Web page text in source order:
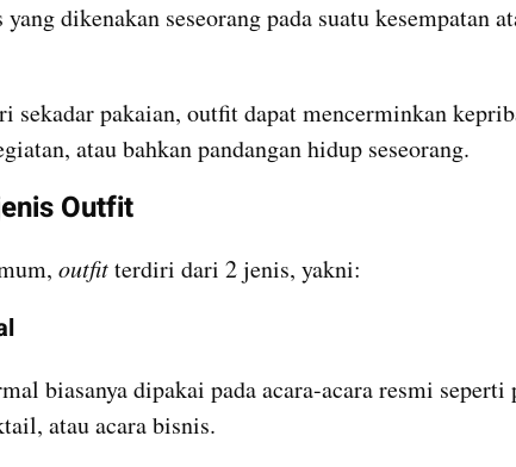
yang dikenakan seseorang pada suatu kesempatan
sekadar pakaian, outfit dapat mencerminkan
atau bahkan pandangan hidup seseorang.
Outfit
outfit terdiri dari 2 jenis, yakni:
biasanya dipakai pada acara-acara resmi seperti
atau acara bisnis.